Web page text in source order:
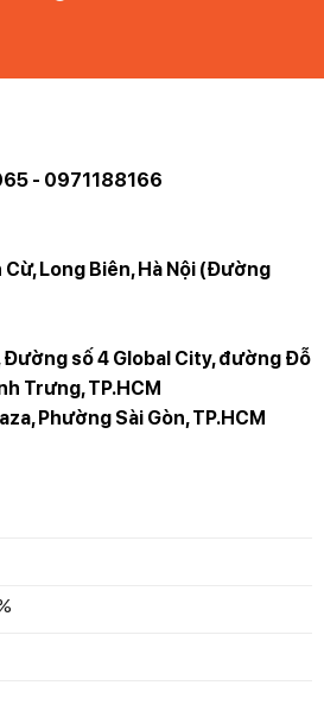
- 0971188166
Long Biên, Hà Nội (Đường
Đường số 4 Global City, đường Đỗ
Trưng, TP.HCM
Phường Sài Gòn, TP.HCM